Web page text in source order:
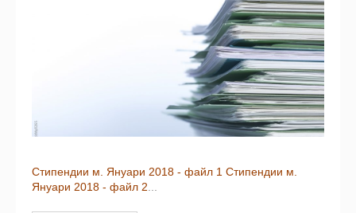
Стипендии м. Януари 2018 - файл 1 Стипендии м.
Януари 2018 - файл 2...